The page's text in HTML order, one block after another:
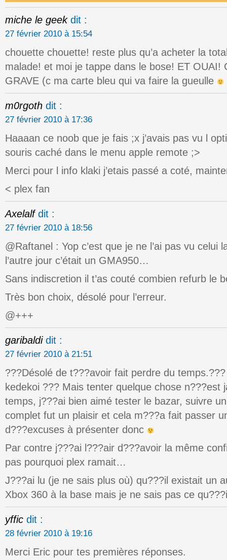
miche le geek dit :
27 février 2010 à 15:54
chouette chouette! reste plus qu’a acheter la
malade! et moi je tappe dans le bose! ET OUAI!
GRAVE (c ma carte bleu qui va faire la gueulle
m0rgoth dit :
27 février 2010 à 17:36
Haaaan ce noob que je fais ;x j’avais pas vu l
souris caché dans le menu apple remote ;>
Merci pour l info klaki j’etais passé a coté,
< plex fan
Axelalf dit :
27 février 2010 à 18:56
@Raftanel : Yop c’est que je ne l’ai pas vu celui
l’autre jour c’était un GMA950…
Sans indiscretion il t’as couté combien refurb le
Très bon choix, désolé pour l’erreur.
@+++
garibaldi dit :
27 février 2010 à 21:51
???Désolé de t???avoir fait perdre du temps.???
kedekoi ??? Mais tenter quelque chose n???est
temps, j???ai bien aimé tester le bazar, suivre
complet fut un plaisir et cela m???a fait passer
d???excuses à présenter donc
Par contre j???ai l???air d???avoir la même
pas pourquoi plex ramait…
J???ai lu (je ne sais plus où) qu???il existait un
Xbox 360 à la base mais je ne sais pas ce
yffic dit :
28 février 2010 à 19:16
Merci Eric pour tes premières réponses.